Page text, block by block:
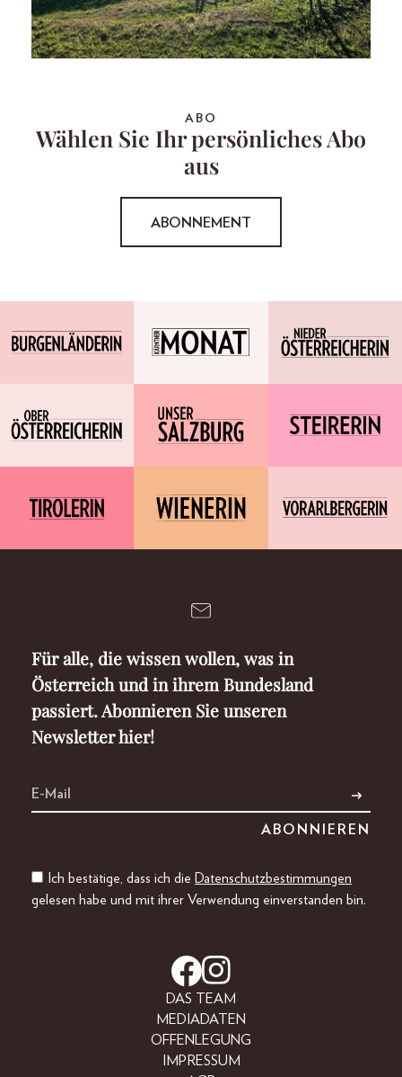
ABO
Wählen Sie Ihr persönliches Abo
aus
ABONNEMENT
Für alle, die wissen wollen, was in
Österreich und in ihrem Bundesland
passiert. Abonnieren Sie unseren
Newsletter hier!
Ich bestätige, dass ich die Datenschutzbestimmungen
gelesen habe und mit ihrer Verwendung einverstanden bin.
DAS TEAM
MEDIADATEN
OFFENLEGUNG
IMPRESSUM